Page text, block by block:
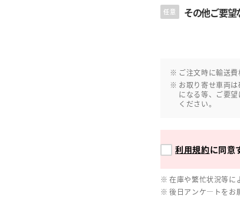
任意 その他ご要望
ご注文時に輸送
お取り寄せ車両
になる等、ご要
ください。
利用規約に同意
在庫や繁忙状況等に
後日アンケ―トをお